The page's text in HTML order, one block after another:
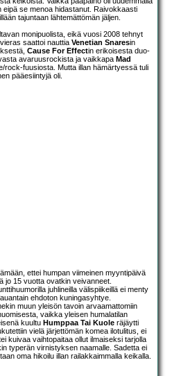
eipä se menoa hidastanut. Raivokkaasti
tajuntaan lähtemättömän jäljen.
monipuolista, eikä vuosi 2008 tehnyt
saattoi nauttia Venetian Snaresin
Cause For Effectin erikoisesta duo-
avaruusrockista ja vaikkapa Mad
rock-fuusiosta. Mutta illan hämärtyessä tuli
pääesiintyjä oli.
ettei humpan viimeinen myyntipäivä
jo 15 vuotta ovatkin veivanneet.
juhlineilla välispiikeillä ei menty
ehdoton kuningasyhtye.
muun yleisön tavoin arvaamattomiin
vaikka yleisen humalatilan
kuultu Humppaa Tai Kuole räjäytti
vielä järjettömän komea ilotulitus, ei
kuivaa vaihtopaitaa ollut ilmaiseksi tarjolla
typerän virnistyksen naamalle. Sadetta ei
oma hikoilu illan railakkaimmalla keikalla.